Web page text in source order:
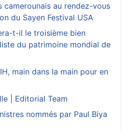
camerounais au rendez-vous
du Sayen Festival USA
t-il le troisième bien
du patrimoine mondial de
main dans la main pour en
| Editorial Team
nommés par Paul Biya